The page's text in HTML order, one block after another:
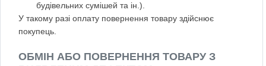
будівельних сумішей та ін.).
У такому разі оплату повернення товару здійснює
покупець.
ОБМІН АБО ПОВЕРНЕННЯ ТОВАРУ З